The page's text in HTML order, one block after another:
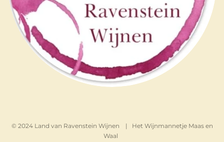
© 2024 Land van Ravenstein Wijnen | Het Wijnmannetje Maas en
Waal